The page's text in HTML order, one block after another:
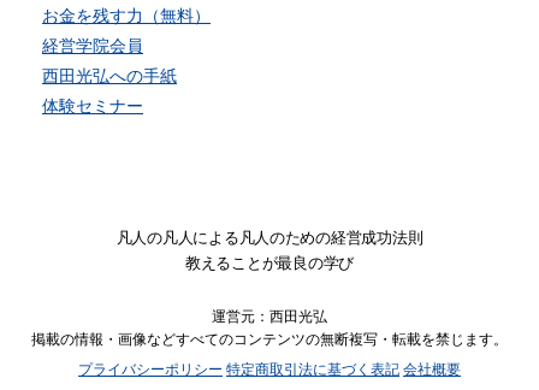
お金を残す力（無料）
経営学院会員
西田光弘への手紙
体験セミナー
凡人の凡人による凡人のための経営成功法則
教えることが最良の学び
運営元：西田光弘
掲載の情報・画像などすべてのコンテンツの無断複写・転載を禁じます。
プライバシーポリシー 特定商取引法に基づく表記 会社概要